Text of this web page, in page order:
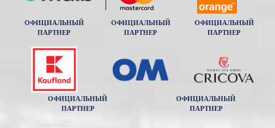
ОФИЦИАЛЬНЫЙ
ПАРТНЕР
ОФИЦИАЛЬНЫЙ
ПАРТНЕР
ОФИЦИАЛЬНЫЙ
ПАРТНЕР
ОФИЦИАЛЬНЫЙ
ПАРТНЕР
ОФИЦИАЛЬНЫЙ
ПАРТНЕР